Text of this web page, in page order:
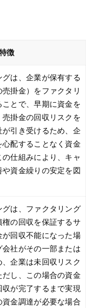
徴
は、企業が保有する
掛金）をファクタリ
とで、早期に資金を
掛金の回収リスクを
引き受けるため、企
配することなく資金
仕組みにより、キャ
資金繰りの安定を図
は、ファクタリング
の回収を保証するサ
回収不能になった場
社がその一部または
企業は未回収リスク
し、この場合の資金
が完了するまで実現
資金調達が必要な場合